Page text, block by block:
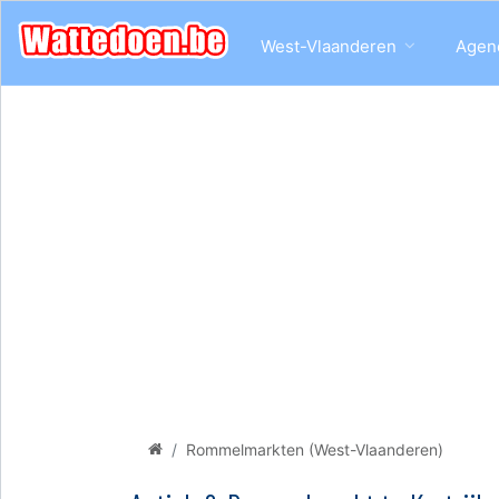
West-Vlaanderen
Rommelmarkten (West-Vlaanderen)